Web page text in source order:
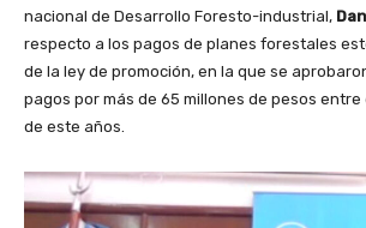
nacional de Desarrollo Foresto-industrial,
respecto a los pagos de planes forestales
de la ley de promoción, en la que se
pagos por más de 65 millones de pesos
de este años.